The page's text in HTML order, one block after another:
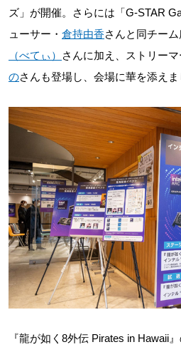
ズ」が開催。さらには「G-STAR
ューサー・ 倉持由香さんと同チー
（べてぃ）
さんに加え、ストリー
のさんも登場し、会場に華を添えま
『龍が如く8外伝 Pirates in Hawaii